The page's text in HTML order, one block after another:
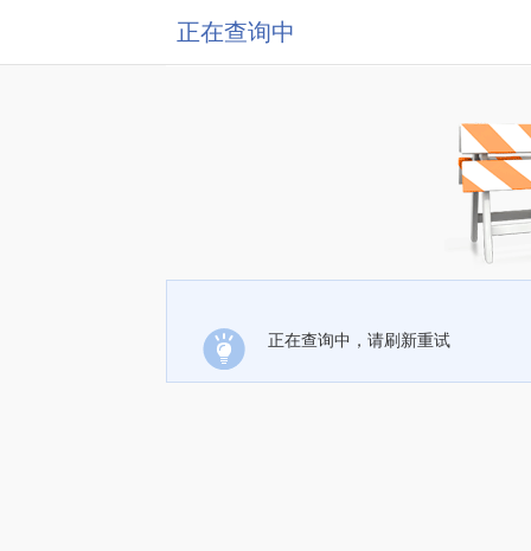
正在查询中
正在查询中，请刷新重试